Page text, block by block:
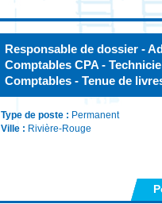
Responsable de dossier -
Comptables CPA -
Comptables - Tenue de
Type de poste : Permanent
Ville : Rivière-Rouge